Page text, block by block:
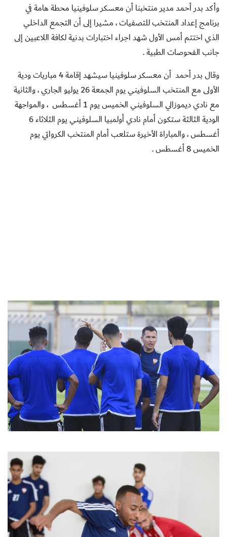
وأكد بدر أحمد مدير منتخبنا أن معسكر سلوفينيا محطة هامة في
برنامج إعداد المنتخب للتصفيات ، مشيرا إلى أن التجمع الداخلي
الذي اختتم أمس الأول شهد اجراء اختبارات بدنية لكافة اللاعبين إلى
جانب الفحوصات الطبية.
وقال بدر أحمد أن معسكر سلوفينيا سيشهد إقامة 4 مباريات ودية
الأولى مع المنتخب السلوفيني يوم الجمعة 26 يوليو الجاري ، والثانية
مع نادي ديموزالي السلوفيني الخميس يوم 1 أغسطس ، والمواجهة
الودية الثالثة ستكون أمام نادي أولمبيا السلوفيني يوم الثلاثاء6
أغسطس ، والمباراة الأخيرة ستلعب أمام المنتخب الكرواتي يوم
الخميس 8 أغسطس
.